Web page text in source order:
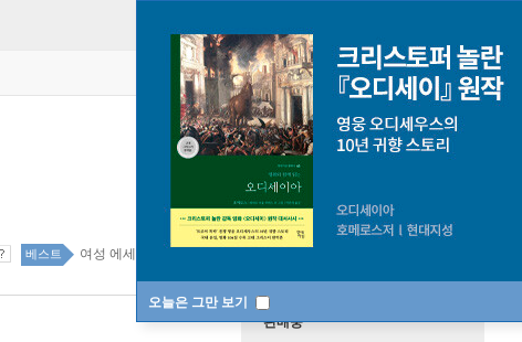
오늘은 그만 보기
베스트 여성 에세이 top20 4주
판매중